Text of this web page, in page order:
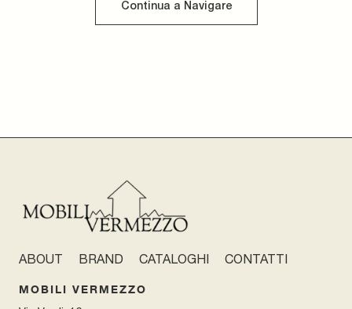
Continua a Navigare
ABOUT BRAND CATALOGHI CONTATTI
MOBILI VERMEZZO